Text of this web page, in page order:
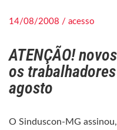
14/08/2008 / acesso
ATENÇÃO!
os
agosto
O Sinduscon-MG